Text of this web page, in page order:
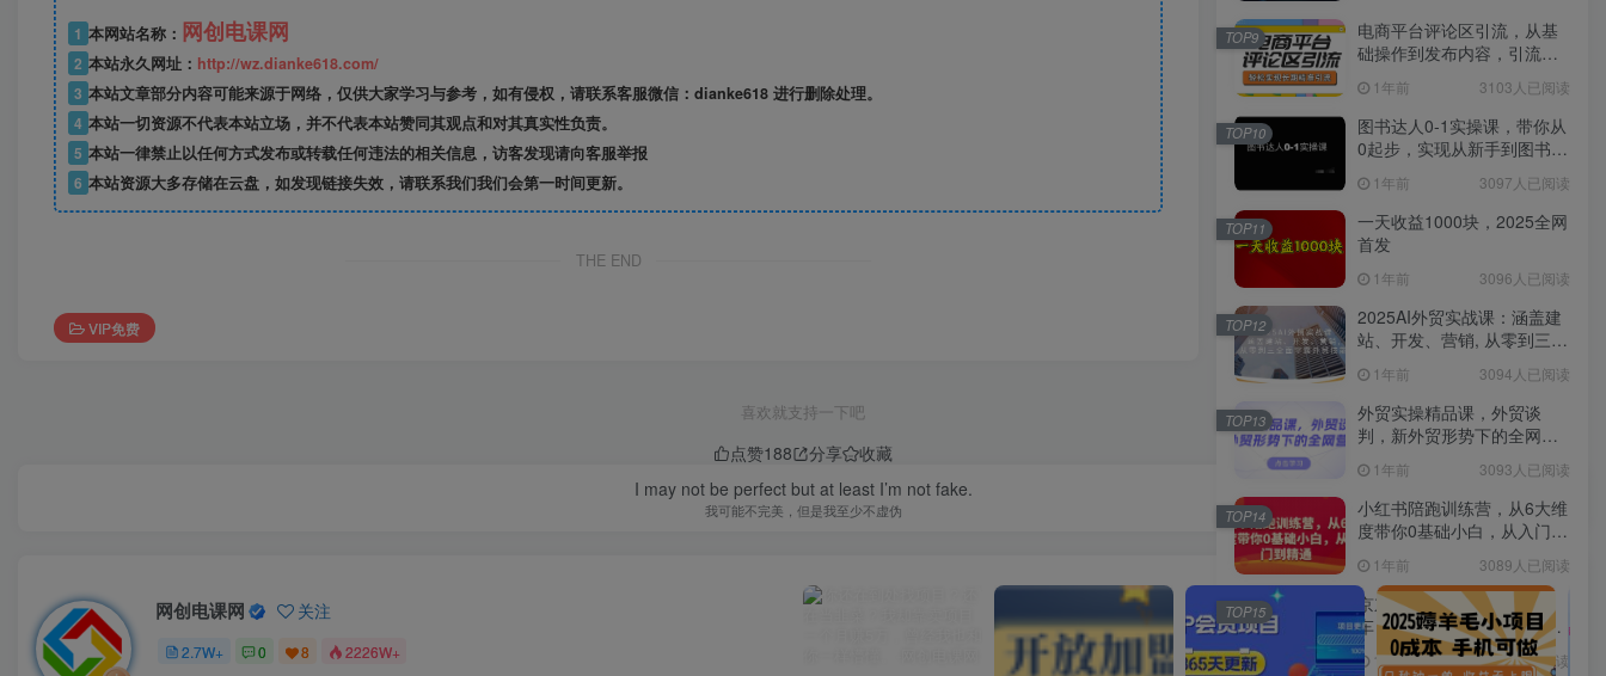
1 本网站名称： 网创电课网
2 本站永久网址： http://wz.dianke618.com/
3 本站文章部分内容可能来源于网络，仅供大家学习与参考，如有侵权，请联系客服微信：dianke618 进行删除处理。
4 本站一切资源不代表本站立场，并不代表本站赞同其观点和对其真实性负责。
5 本站一律禁止以任何方式发布或转载任何违法的相关信息，访客发现请向客服举报
6 本站资源大多存储在云盘，如发现链接失效，请联系我们我们会第一时间更新。
THE END
VIP免费
喜欢就支持一下吧
点赞188 分享
收藏
I may not be perfect but at least I’m not fake.
我可能不完美，但是我至少不虚伪
网创电课网 关注
2.7W+ 0 8 2226W+
电商平台评论区引流，从基
础操作到发布内容，引流技
1年前 3103人已阅读
TOP9
图书达人0-1实操课，带你从
0起步，实现从新手到图书达
1年前 3097人已阅读
TOP10
一天收益1000块，2025全网
首发
1年前 3096人已阅读
TOP11
2025AI外贸实战课：涵盖建
站、开发、营销, 从零到三全
1年前 3094人已阅读
TOP12
外贸实操精品课，外贸谈
判，新外贸形势下的全网营
1年前 3093人已阅读
TOP13
小红书陪跑训练营，从6大维
度带你0基础小白，从入门到
1年前 3089人已阅读
TOP14
京东电商运营班：涵盖快
车，DMP核心及各工具组
合，助力打造爆款商品
1年前 3087人已阅读
TOP15